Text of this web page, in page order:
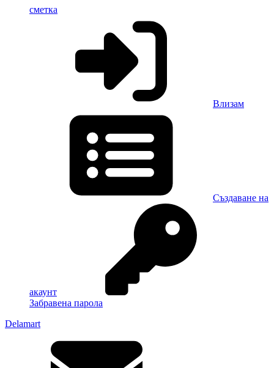
сметка
Влизам
Създаване на
акаунт
Забравена парола
Delamart